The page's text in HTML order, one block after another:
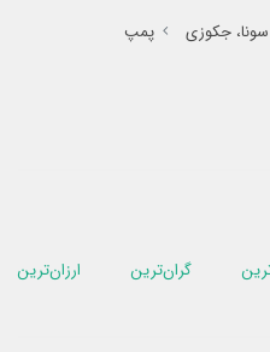
جکوزی
پمپ
گران‌ترین ارزان‌ترین